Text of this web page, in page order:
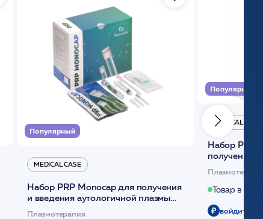
Популярный
MEDICAL CASE
Набор PRP Monocap для получения
и введения аутологичной плазмы
(саше 1шт)/Medical Case
Плазмотерапия
Популярный
MEDICAL CASE
Набор Plasmoactive Стандарт для
получения
плазмы
Товар в
войдите